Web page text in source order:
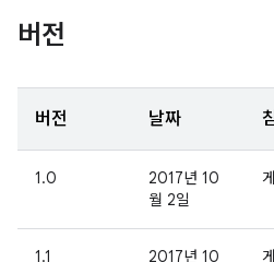
버전
버전 날짜
1.0
2017년 10
월 2일
1.1
2017년 10